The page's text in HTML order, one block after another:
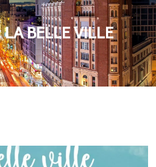
LA BELLE VILLE